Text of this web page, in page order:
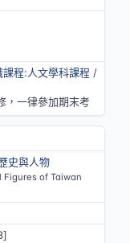
課程:人文學科課程 /
，一律參加期末考
史與人物
Figures of Taiwan